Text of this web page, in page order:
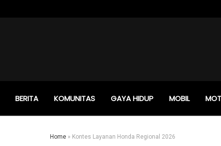
BERITA KOMUNITAS GAYA HIDUP MOBIL
Home » Kontes Layanan Honda Regional 2026